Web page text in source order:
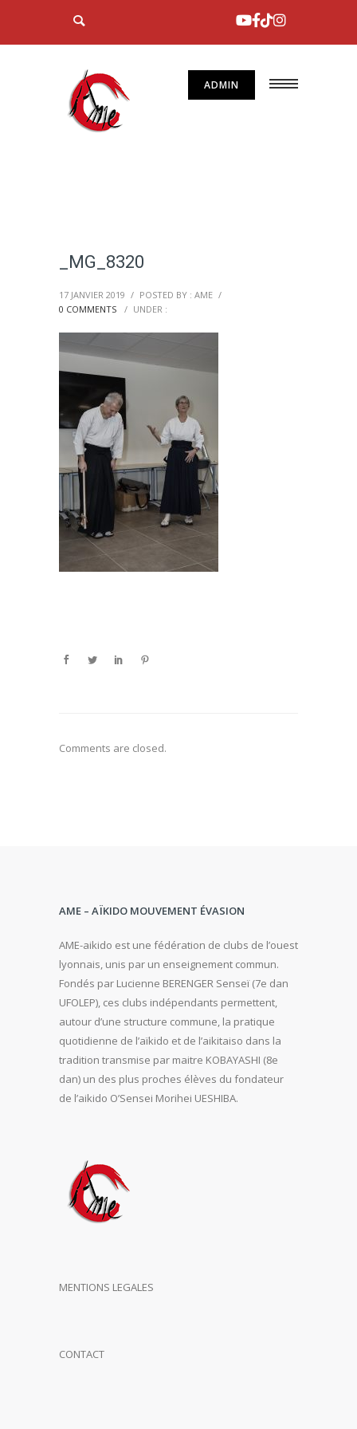
ADMIN
_MG_8320
17 JANVIER 2019 / POSTED BY : AME /
0 COMMENTS
/ UNDER :
Comments are closed.
AME – AÏKIDO MOUVEMENT ÉVASION
AME-aikido est une fédération de clubs de l’ouest
lyonnais, unis par un enseignement commun.
Fondés par Lucienne BERENGER Senseï (7e dan
UFOLEP), ces clubs indépendants permettent,
autour d’une structure commune, la pratique
quotidienne de l’aïkido et de l’aikitaiso dans la
tradition transmise par maitre KOBAYASHI (8e
dan) un des plus proches élèves du fondateur
de l’aikido O’Sensei Morihei UESHIBA.
MENTIONS LEGALES
CONTACT